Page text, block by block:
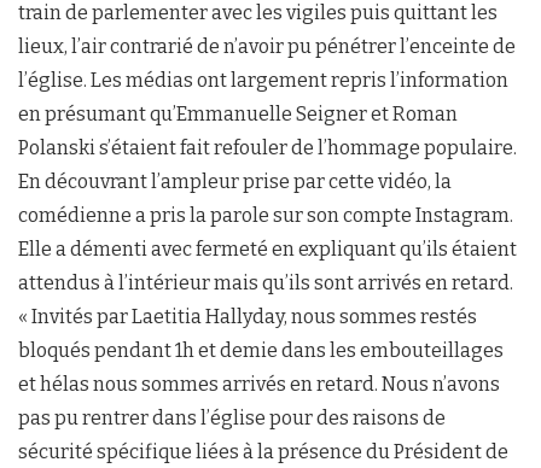
train de parlementer avec les vigiles puis quittant les
lieux, l’air contrarié de n’avoir pu pénétrer l’enceinte de
l’église. Les médias ont largement repris l’information
en présumant qu’Emmanuelle Seigner et Roman
Polanski s’étaient fait refouler de l’hommage populaire.
En découvrant l’ampleur prise par cette vidéo, la
comédienne a pris la parole sur son compte Instagram.
Elle a démenti avec fermeté en expliquant qu’ils étaient
attendus à l’intérieur mais qu’ils sont arrivés en retard.
« Invités par Laetitia Hallyday, nous sommes restés
bloqués pendant 1h et demie dans les embouteillages
et hélas nous sommes arrivés en retard. Nous n’avons
pas pu rentrer dans l’église pour des raisons de
sécurité spécifique liées à la présence du Président de